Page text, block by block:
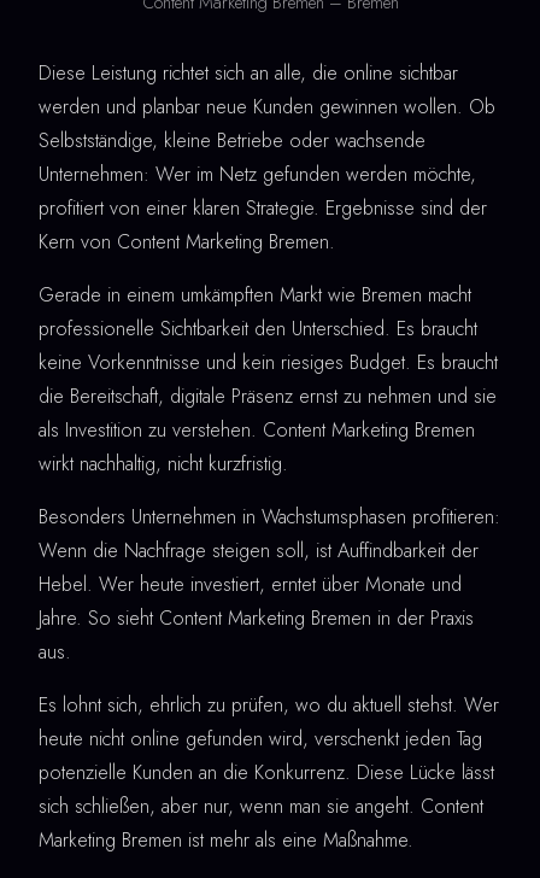
Diese Leistung richtet sich an alle, die online sichtbar
werden und planbar neue Kunden gewinnen wollen. Ob
Selbstständige, kleine Betriebe oder wachsende
Unternehmen: Wer im Netz gefunden werden möchte,
profitiert von einer klaren Strategie. Ergebnisse sind der
Kern von Content Marketing Bremen.
Gerade in einem umkämpften Markt wie Bremen macht
professionelle Sichtbarkeit den Unterschied. Es braucht
keine Vorkenntnisse und kein riesiges Budget. Es braucht
die Bereitschaft, digitale Präsenz ernst zu nehmen und sie
als Investition zu verstehen. Content Marketing Bremen
wirkt nachhaltig, nicht kurzfristig.
Besonders Unternehmen in Wachstumsphasen profitieren:
Wenn die Nachfrage steigen soll, ist Auffindbarkeit der
Hebel. Wer heute investiert, erntet über Monate und
Jahre. So sieht Content Marketing Bremen in der Praxis
aus.
Es lohnt sich, ehrlich zu prüfen, wo du aktuell stehst. Wer
heute nicht online gefunden wird, verschenkt jeden Tag
potenzielle Kunden an die Konkurrenz. Diese Lücke lässt
sich schließen, aber nur, wenn man sie angeht. Content
Marketing Bremen ist mehr als eine Maßnahme.